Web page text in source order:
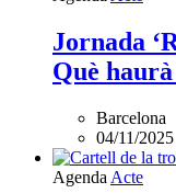
Jornada
Què
Barcelona
04/11/2025
Agenda Acte